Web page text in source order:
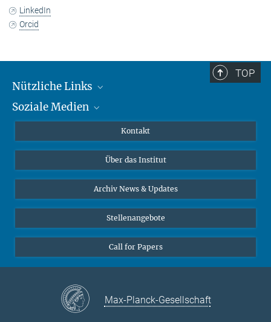
LinkedIn
Orcid
TOP
Nützliche Links
MMG Alumni Corner
Online-Vorträge
Interviews zum Thema "Diversity"
Soziale Medien
Bluesky
Kontakt
Über das Institut
Archiv News & Updates
Stellenangebote
Call for Papers
Max-Planck-Gesellschaft